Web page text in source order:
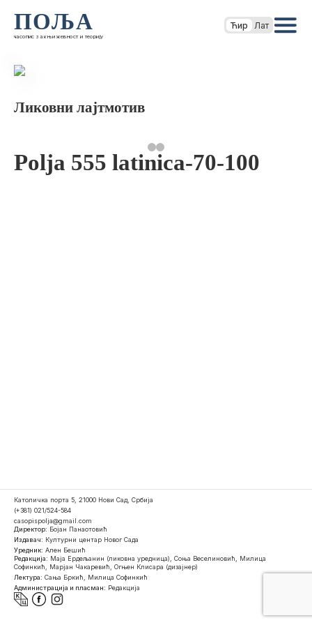
ПОЉА
часопис за књижевност и теорију
Ћир Лат
Ликовни лајтмотив
Polja 555 latinica-70-100
Католичка порта 5, 21000 Нови Сад, Србија
(+381) 021/524-584
casopispolja@gmail.com
Директор: Бојан Панаотовић
Издавач: Културни центар Новог Сада
Уредник: Ален Бешић
Редакција: Маја Ердељанин (ликовна уредница), Соња Веселиновић, Милица
Софинкић, Марјан Чакаревић, Огњен Клисара (дизајнер)
Лектура: Сања Бркић, Милица Софинкић
Администрација и пласман: Редакција